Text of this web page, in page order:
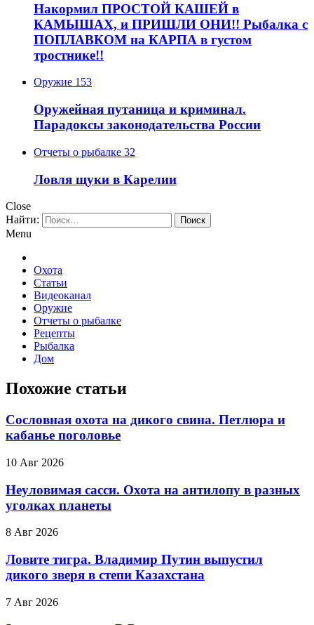
Накормил ПРОСТОЙ КАШЕЙ в
КАМЫШАХ, и ПРИШЛИ ОНИ!! Рыбалка с
ПОПЛАВКОМ на КАРПА в густом
тростнике!!
Оружие 153
Оружейная путаница и криминал.
Парадоксы законодательства России
Отчеты о рыбалке 32
Ловля щуки в Карелии
Close
Найти:
Menu
Охота
Статьи
Видеоканал
Оружие
Отчеты о рыбалке
Рецепты
Рыбалка
Дом
Похожие статьи
Сословная охота на дикого свина. Петлюра и
кабанье поголовье
10 Авг 2026
Неуловимая сасси. Охота на антилопу в разных
уголках планеты
8 Авг 2026
Ловите тигра. Владимир Путин выпустил
дикого зверя в степи Казахстана
7 Авг 2026